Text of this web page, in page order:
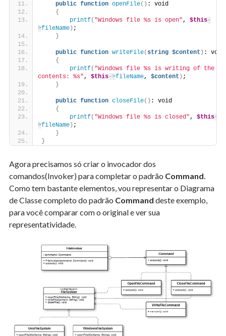
public function openFile() : void
{
printf( "Windows file %s is open", $this-
>fileName) ;
}
public function writeFile( string $content ) : void
{
printf( "Windows file %s is writing of the
contents: %s", $this->fileName, $content ) ;
}
public function closeFile() : void
{
printf( "Windows file %s is closed", $this-
>fileName) ;
}
}
Agora precisamos só criar o invocador dos
comandos(Invoker) para completar o padrão Command.
Como tem bastante elementos, vou representar o Diagrama
de Classe completo do padrão Command deste exemplo,
para você comparar com o original e ver sua
representatividade.